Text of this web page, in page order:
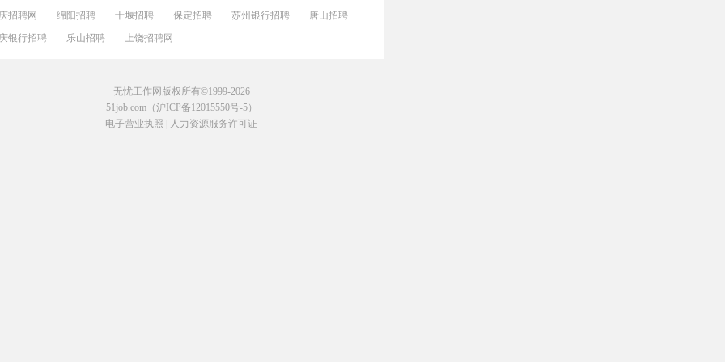
招聘网
绵阳招聘 十堰招聘 保定招聘 苏州银行招聘
唐山招聘
银行招聘
乐山招聘 上饶招聘网
无忧工作网版权所有©1999-2026
51job.com（沪ICP备12015550号-5）
电子营业执照
人力资源服务许可证